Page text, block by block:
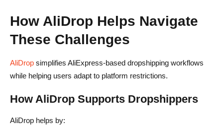
How AliDrop Helps Navigate
These Challenges
AliDrop simplifies AliExpress-based dropshipping workflows
while helping users adapt to platform restrictions.
How AliDrop Supports Dropshippers
AliDrop helps by: